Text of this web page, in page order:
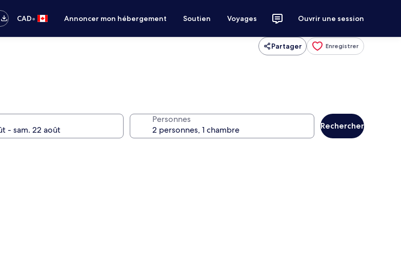
CAD• Annoncer mon hébergement Soutien Voyages Ouvrir une session
Partager Enregistrer
Personnes
Rechercher